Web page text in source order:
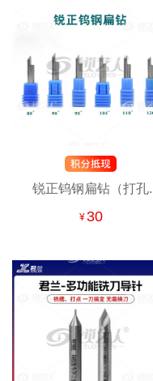
锐正钨钢扁钻（打孔
刀 钨钢扁钻铣刀
¥30